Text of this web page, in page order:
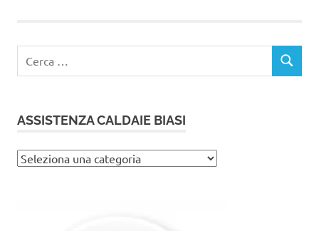
per:
CERCA
ASSISTENZA CALDAIE BIASI
Assistenza